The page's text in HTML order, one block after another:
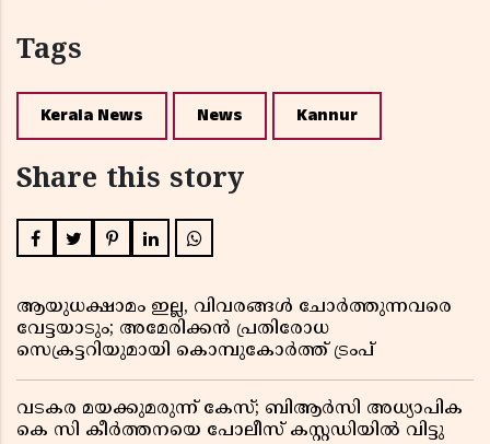
Tags
Kerala News News Kannur
Share this story
ആയുധക്ഷാമം ഇല്ല, വിവരങ്ങൾ ചോർത്തുന്നവരെ
വേട്ടയാടും; അമേരിക്കൻ പ്രതിരോധ
സെക്രട്ടറിയുമായി കൊമ്പുകോർത്ത് ട്രംപ്
വടകര മയക്കുമരുന്ന് കേസ്; ബിആർസി അധ്യാപിക
കെ സി കീർത്തനയെ പോലീസ് കസ്റ്റഡിയിൽ വിട്ടു